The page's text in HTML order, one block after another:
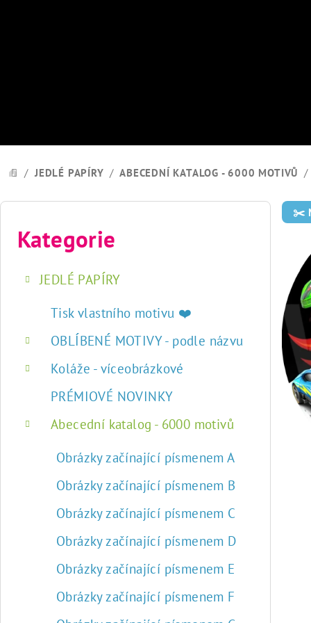
DOMŮ
/ JEDLÉ PAPÍRY / ABECEDNÍ KATALOG - 6000 MOTIVŮ /
P
Přeskočit
kategorie
Kategorie
JEDLÉ PAPÍRY
Tisk vlastního motivu ❤️
OBLÍBENÉ MOTIVY - podle názvu
Koláže - víceobrázkové
PRÉMIOVÉ NOVINKY
Abecední katalog - 6000 motivů
Obrázky začínající písmenem A
Obrázky začínající písmenem B
Obrázky začínající písmenem C
Obrázky začínající písmenem D
Obrázky začínající písmenem E
Obrázky začínající písmenem F
✂️